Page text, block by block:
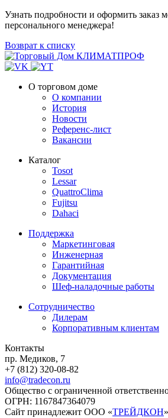
Узнать подробности и оформить заказ
персонального менеджера!
Возврат к списку
О торговом доме
О компании
История
Новости
Референс-лист
Вакансии
Каталог
Tosot
Lessar
QuattroClima
Fujitsu
Dahaci
Поддержка
Маркетинговая
Инженерная
Гарантийная
Документация
Шеф-наладочные работы
Сотрудничество
Дилерам
Корпоративным клиентам
Контакты
пр. Медиков, 7
+7 (812) 320-08-82
info@tradecon.ru
Общество с ограниченной
ОГРН: 1167847364079
Сайт принадлежит ООО «ТРЕЙДКОН»